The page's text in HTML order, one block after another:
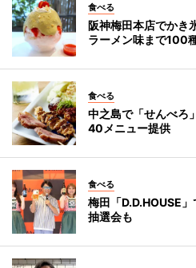
食べる
阪神梅田本店でか
ラーメン味まで100
食べる
中之島で「せんべ
40メニュー提供
食べる
梅田「D.D.HOUSE
抽選会も